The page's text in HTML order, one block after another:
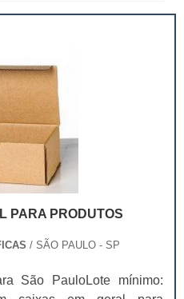
PARA PRODUTOS
/ SÃO PAULO - SP
São PauloLote mínimo: